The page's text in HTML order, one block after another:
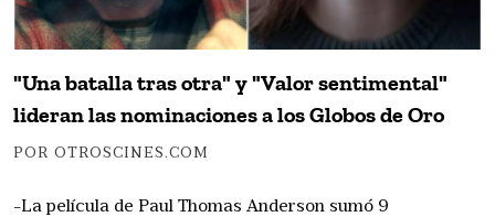
"Una batalla tras otra" y "Valor sentimental"
lideran las nominaciones a los Globos de Oro
POR OTROSCINES.COM
-La película de Paul Thomas Anderson sumó 9